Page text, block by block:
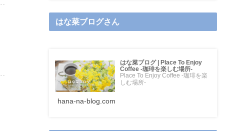
はな菜ブログさん
はな菜ブログ | Place To Enjoy
Coffee -珈琲を楽しむ場所-
Place To Enjoy Coffee -珈琲を楽
しむ場所-
hana-na-blog.com